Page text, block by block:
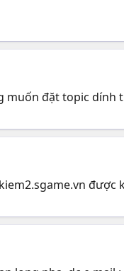
muốn đặt topic
được